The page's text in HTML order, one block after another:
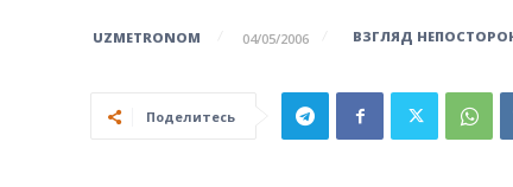
UZMETRONOM 04/05/2006 ВЗГЛЯД
Поделитесь